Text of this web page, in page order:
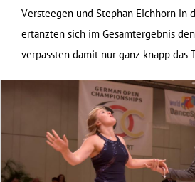
Versteegen und Stephan Eichhorn in
ertanzten sich im Gesamtergebnis
verpassten damit nur ganz knapp das